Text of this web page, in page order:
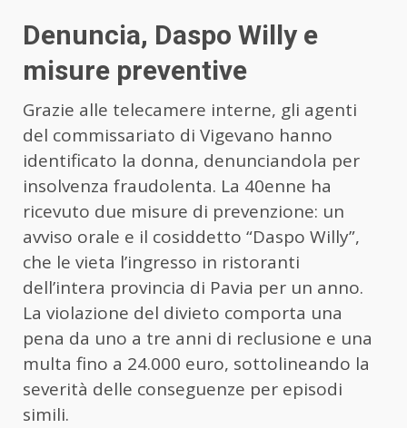
Denuncia, Daspo Willy e
misure preventive
Grazie alle telecamere interne, gli agenti
del commissariato di Vigevano hanno
identificato la donna, denunciandola per
insolvenza fraudolenta. La 40enne ha
ricevuto due misure di prevenzione: un
avviso orale e il cosiddetto “Daspo Willy”,
che le vieta l’ingresso in ristoranti
dell’intera provincia di Pavia per un anno.
La violazione del divieto comporta una
pena da uno a tre anni di reclusione e una
multa fino a 24.000 euro, sottolineando la
severità delle conseguenze per episodi
simili.